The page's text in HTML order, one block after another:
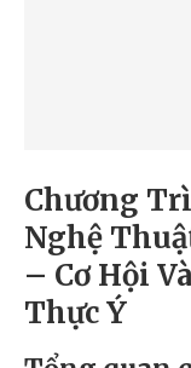
Chương
Nghệ
– Cơ Hội
Thực Ý